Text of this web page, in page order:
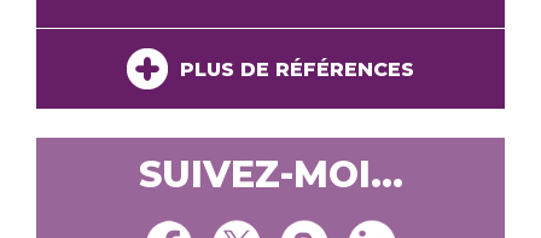
PLUS DE RÉFÉRENCES
SUIVEZ-MOI...